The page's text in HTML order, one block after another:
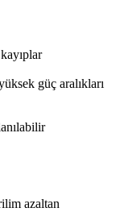
güç aralıkları
azaltan